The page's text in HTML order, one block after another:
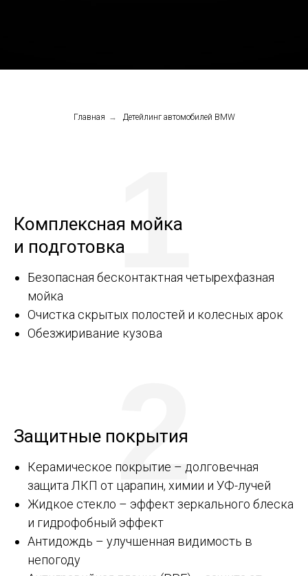
Главная → Детейлинг автомобилей BMW
Комплексная мойка
и подготовка
Безопасная бесконтактная четырехфазная
мойка
Очистка скрытых полостей и колесных арок
Обезжиривание кузова
1
Защитные покрытия
Керамическое покрытие – долговечная
защита ЛКП от царапин, химии и УФ-лучей
Жидкое стекло – эффект зеркального блеска
и гидрофобный эффект
Антидождь – улучшенная видимость в
непогоду
2